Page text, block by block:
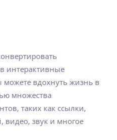
интерактивные
вдохнуть жизнь в
множества
таких как ссылки,
видео, звук и многое